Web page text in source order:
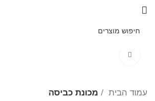
עמוד הבית מכונת כביסה